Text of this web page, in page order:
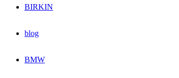
BIRKIN
blog
BMW